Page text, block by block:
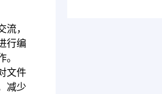
，
行编
文件
减少